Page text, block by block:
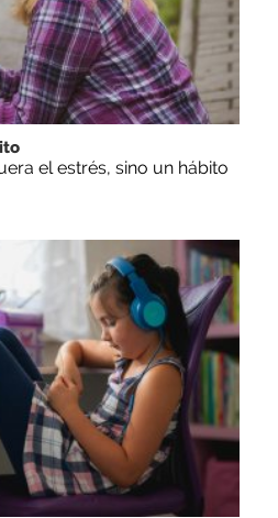
el estrés, sino un hábito